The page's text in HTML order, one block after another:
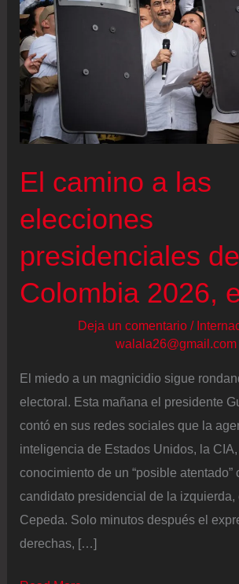
El camino a las
elecciones
presidenciales de
Colombia 2026,
Deja un comentario /
walala26@gmail.com
El miedo a un magnicidio sigue
electoral. Esta mañana el presidente
contó en sus redes sociales que la
inteligencia de Estados Unidos, la
conocimiento de un “posible atentado”
candidato presidencial de la izquierda,
Cepeda. Solo minutos después el
derechas, […]